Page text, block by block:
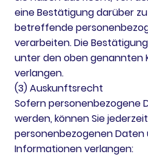
eine Bestätigung darüber
betreffende
verarbeiten. Die
unter den oben genannten
verlangen.
(3) Auskunftsrecht
Sofern personenbezogene
werden, können Sie
personenbezogenen
Informationen verlangen: